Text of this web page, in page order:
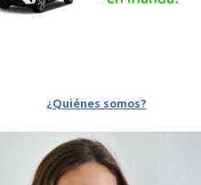
¿Quiénes somos?